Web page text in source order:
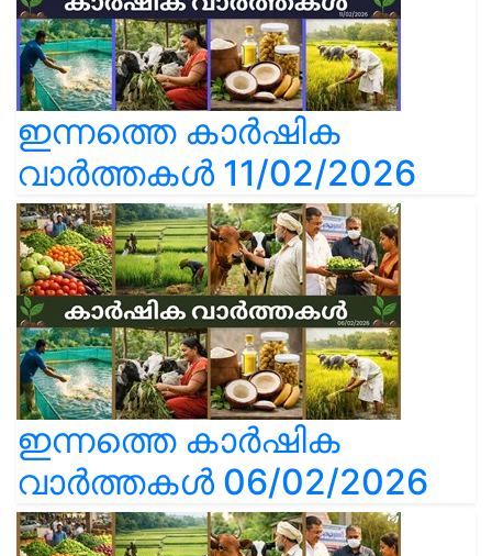
ഇന്നത്തെ കാർഷിക
വാർത്തകൾ 11/02/2026
ഇന്നത്തെ കാർഷിക
വാർത്തകൾ 06/02/2026